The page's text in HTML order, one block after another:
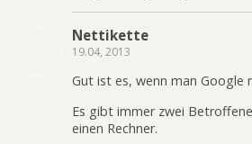
Nettikette
19.04, 2013
Gut ist es, wenn man Google
Es gibt immer zwei
einen Rechner.